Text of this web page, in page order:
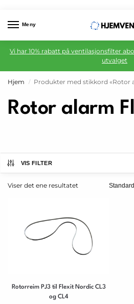
Meny
Vi har 10% rabatt på ventilasjonsfilter
utvalget
Hjem / Produkter med stikkord «Rotor
Rotor alarm
VIS FILTER
Viser det ene resultatet
Rotorreim PJ3 til Flexit Nordic CL3
og CL4